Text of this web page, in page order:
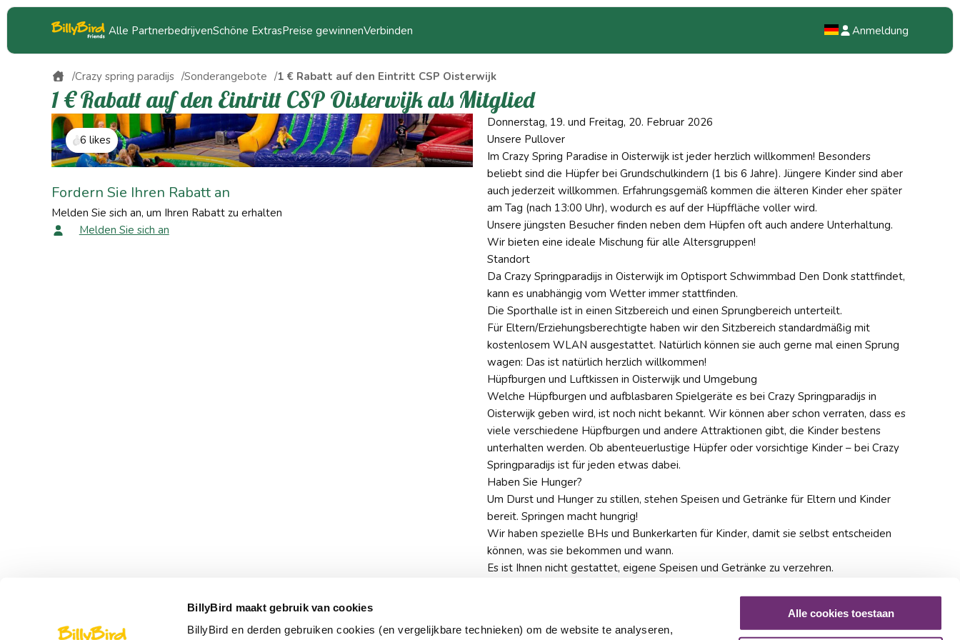
BillyBird maakt gebruik van cookies
BillyBird en derden gebruiken cookies (en vergelijkbare technieken) om de website te analyseren,
Alle cookies toestaan
Alle PartnerbedrijvenSchöne ExtrasPreise gewinnenVerbinden Anmeldung
Crazy spring paradijs Sonderangebote 1 € Rabatt auf den Eintritt CSP Oisterwijk
1 € Rabatt auf den Eintritt CSP Oisterwijk als Mitglied
6 likes
Fordern Sie Ihren Rabatt an
Melden Sie sich an, um Ihren Rabatt zu erhalten
Melden Sie sich an
Donnerstag, 19. und Freitag, 20. Februar 2026
Unsere Pullover
Im Crazy Spring Paradise in Oisterwijk ist jeder herzlich willkommen! Besonders
beliebt sind die Hüpfer bei Grundschulkindern (1 bis 6 Jahre). Jüngere Kinder sind aber
auch jederzeit willkommen. Erfahrungsgemäß kommen die älteren Kinder eher später
am Tag (nach 13:00 Uhr), wodurch es auf der Hüpffläche voller wird.
Unsere jüngsten Besucher finden neben dem Hüpfen oft auch andere Unterhaltung.
Wir bieten eine ideale Mischung für alle Altersgruppen!
Standort
Da Crazy Springparadijs in Oisterwijk im Optisport Schwimmbad Den Donk stattfindet,
kann es unabhängig vom Wetter immer stattfinden.
Die Sporthalle ist in einen Sitzbereich und einen Sprungbereich unterteilt.
Für Eltern/Erziehungsberechtigte haben wir den Sitzbereich standardmäßig mit
kostenlosem WLAN ausgestattet. Natürlich können sie auch gerne mal einen Sprung
wagen: Das ist natürlich herzlich willkommen!
Hüpfburgen und Luftkissen in Oisterwijk und Umgebung
Welche Hüpfburgen und aufblasbaren Spielgeräte es bei Crazy Springparadijs in
Oisterwijk geben wird, ist noch nicht bekannt. Wir können aber schon verraten, dass es
viele verschiedene Hüpfburgen und andere Attraktionen gibt, die Kinder bestens
unterhalten werden. Ob abenteuerlustige Hüpfer oder vorsichtige Kinder – bei Crazy
Springparadijs ist für jeden etwas dabei.
Haben Sie Hunger?
Um Durst und Hunger zu stillen, stehen Speisen und Getränke für Eltern und Kinder
bereit. Springen macht hungrig!
Wir haben spezielle BHs und Bunkerkarten für Kinder, damit sie selbst entscheiden
können, was sie bekommen und wann.
Es ist Ihnen nicht gestattet, eigene Speisen und Getränke zu verzehren.
Um unangenehme Überraschungen mit einer großen Kindergruppe zu vermeiden,